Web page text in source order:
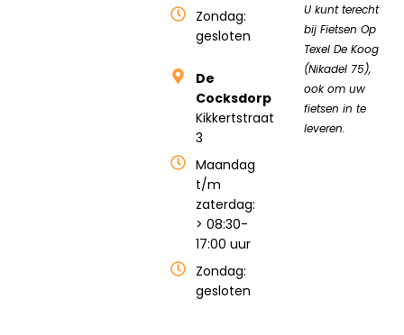
Zondag:
gesloten
De
Cocksdorp
Kikkertstraat
3
Maandag
t/m
zaterdag:
> 08:30-
17:00 uur
Zondag:
gesloten
U kunt terecht
bij Fietsen Op
Texel De Koog
(Nikadel 75),
ook om uw
fietsen in te
leveren.